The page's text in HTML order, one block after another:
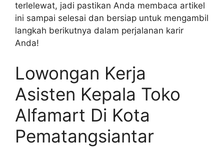
terlelewat, jadi pastikan Anda membaca artikel
ini sampai selesai dan bersiap untuk mengambil
langkah berikutnya dalam perjalanan karir
Anda!
Lowongan Kerja
Asisten Kepala Toko
Alfamart Di Kota
Pematangsiantar